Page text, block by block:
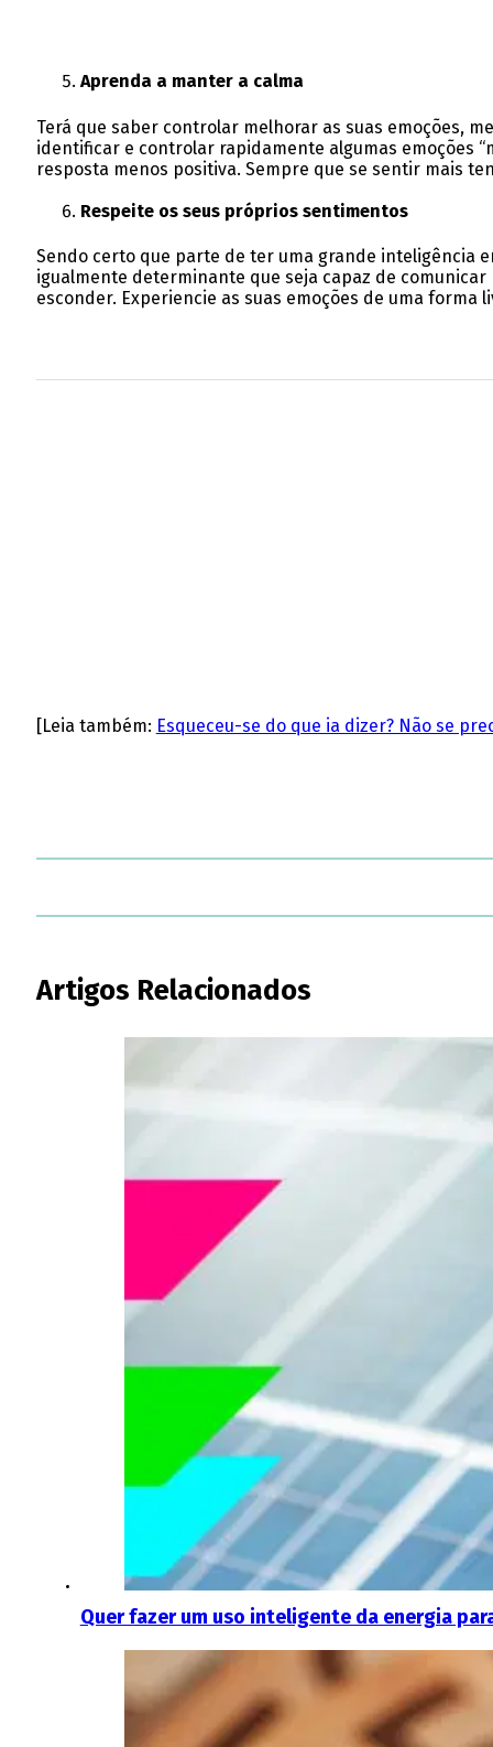
Aprenda a manter a calma
Terá que saber controlar melhorar as suas emoções,
identificar e controlar rapidamente algumas emoções
resposta menos positiva. Sempre que se sentir mais
Respeite os seus próprios sentimentos
Sendo certo que parte de ter uma grande inteligência
igualmente determinante que seja capaz de
esconder. Experiencie as suas emoções de uma
[Leia também: Esqueceu-se do que ia dizer? Não se
Artigos Relacionados
Quer fazer um uso inteligente da energia